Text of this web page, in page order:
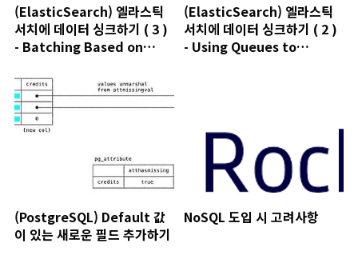
(ElasticSearch) 엘라스틱
서치에 데이터 싱크하기 ( 3 )
- Batching Based on
(ElasticSearch) 엘라스틱
서치에 데이터 싱크하기 ( 2 )
- Using Queues to
(PostgreSQL) Default 값
이 있는 새로운 필드 추가하기
NoSQL 도입 시 고려사항